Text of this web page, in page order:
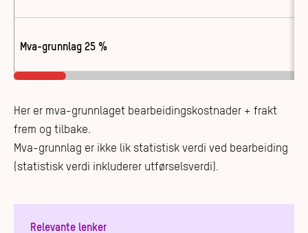
Mva-grunnlag 25 %
Her er mva-grunnlaget bearbeidingskostnader + frakt
frem og tilbake.
Mva-grunnlag er ikke lik statistisk verdi ved bearbeiding
(statistisk verdi inkluderer utførselsverdi).
Relevante lenker